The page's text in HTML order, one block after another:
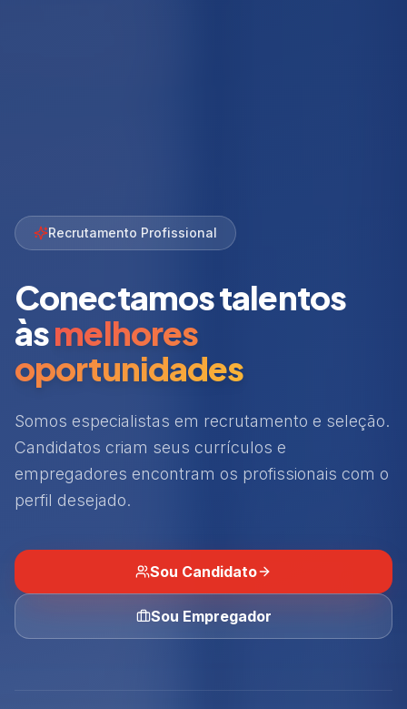
Recrutamento Profissional
Conectamos talentos
àsmelhores
oportunidades
Somos especialistas em recrutamento e seleção.
Candidatos criam seus currículos e
empregadores encontram os profissionais com o
perfil desejado.
Sou Candidato
Sou Empregador